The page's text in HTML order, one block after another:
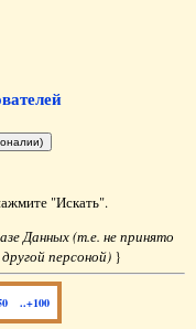
"Искать".
Данных (т.е. не принято
персоной) }
..+100